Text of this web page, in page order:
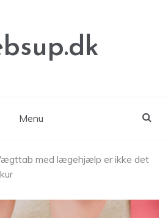
Menu
med lægehjælp er ikke det